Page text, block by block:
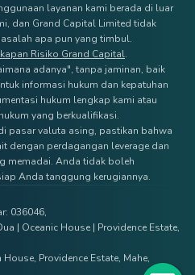
layanan kami berada di luar
dan Grand Capital Limited tidak
apa pun yang timbul.
Risiko Grand Capital.
adanya", tanpa jaminan, baik
informasi hukum dan kepatuhan
hukum lengkap kami atau
yang berkualifikasi.
pasar valuta asing, pastikan bahwa
dengan perdagangan leverage dan
memadai. Anda tidak boleh
Anda tanggung kerugiannya.
036046,
| Oceanic House | Providence Estate,
Providence Estate, Mahe,